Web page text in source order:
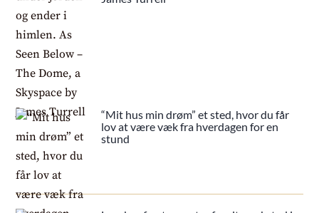
“Mit hus min drøm” et sted, hvor du får
lov at være væk fra hverdagen for en
stund